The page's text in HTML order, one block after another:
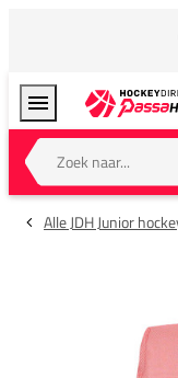
Zoek naar...
Alle JDH Junior